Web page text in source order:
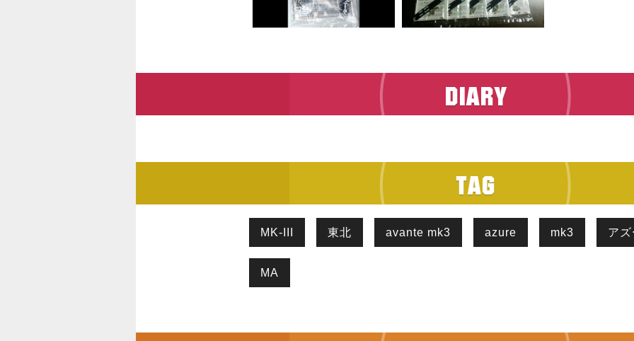
MK-III 東北 avante mk3 azure mk3 ア
MA